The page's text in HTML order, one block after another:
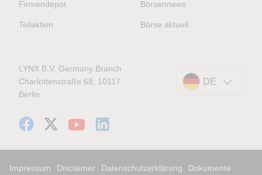
Firmendepot
Teilaktien
Börsennews
Börse aktuell
LYNX B.V. Germany Branch
Charlottenstraße 68, 10117
Berlin
DE
Impressum Disclaimer Datenschutzerklärung
Dokumente